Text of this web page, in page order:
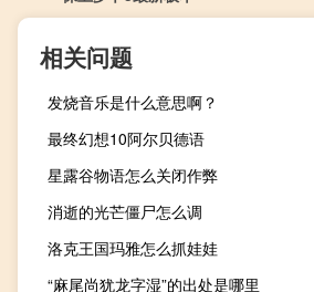
相关问题
发烧音乐是什么意思啊？
最终幻想10阿尔贝德语
星露谷物语怎么关闭作弊
消逝的光芒僵尸怎么调
洛克王国玛雅怎么抓娃娃
“麻尾尚犹龙字湿”的出处是哪里